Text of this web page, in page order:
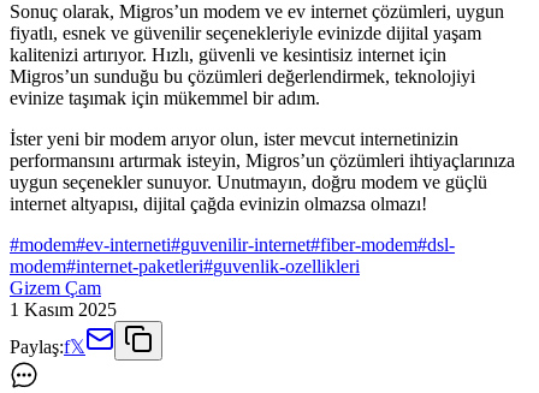
Sonuç olarak, Migros’un modem ve ev internet çözümleri, uygun
fiyatlı, esnek ve güvenilir seçenekleriyle evinizde dijital yaşam
kalitenizi artırıyor. Hızlı, güvenli ve kesintisiz internet için
Migros’un sunduğu bu çözümleri değerlendirmek, teknolojiyi
evinize taşımak için mükemmel bir adım.
İster yeni bir modem arıyor olun, ister mevcut internetinizin
performansını artırmak isteyin, Migros’un çözümleri ihtiyaçlarınıza
uygun seçenekler sunuyor. Unutmayın, doğru modem ve güçlü
internet altyapısı, dijital çağda evinizin olmazsa olmazı!
#modem#ev-interneti#guvenilir-internet#fiber-modem#dsl-
modem#internet-paketleri#guvenlik-ozellikleri
Gizem Çam
1 Kasım 2025
Paylaş:f𝕏